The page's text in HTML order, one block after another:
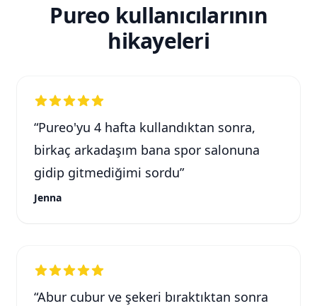
Pureo kullanıcılarının
hikayeleri
“Pureo'yu 4 hafta kullandıktan sonra,
birkaç arkadaşım bana spor salonuna
gidip gitmediğimi sordu”
Jenna
“Abur cubur ve şekeri bıraktıktan sonra